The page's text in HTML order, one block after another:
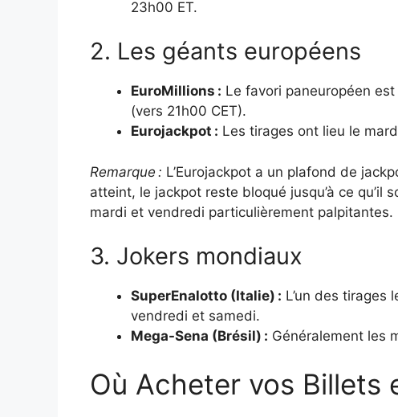
23h00 ET.
2. Les géants européens
EuroMillions : Le favori paneuropéen
(vers 21h00 CET).
Eurojackpot : Les tirages ont lieu le
Remarque : L’Eurojackpot a un plafond de
atteint, le jackpot reste bloqué jusqu’à ce qu’il
mardi et vendredi particulièrement palpitantes.
3. Jokers mondiaux
SuperEnalotto (Italie) : L’un des tirages
vendredi et samedi.
Mega-Sena (Brésil) : Généralement les
Où Acheter vos Billets